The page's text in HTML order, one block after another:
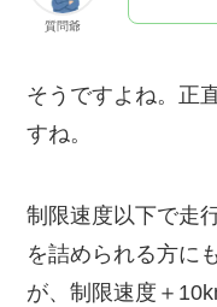
質問爺
そうですよね。正
すね。
制限速度以下で走
を詰められる方に
が、制限速度＋